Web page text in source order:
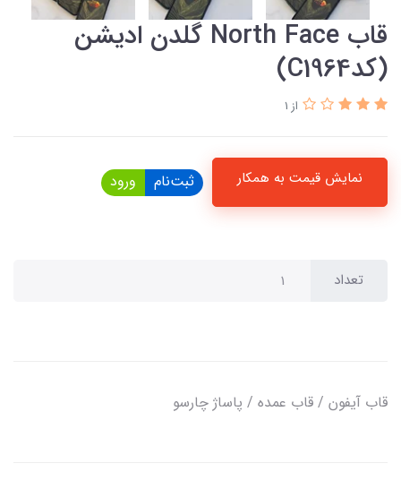
قاب North Face گلدن ادیشن
(کدC1964)
از 1
نمایش قیمت به همکار ثبت‌نام ورود
تعداد
قاب آیفون / قاب عمده / پاساژ چارسو